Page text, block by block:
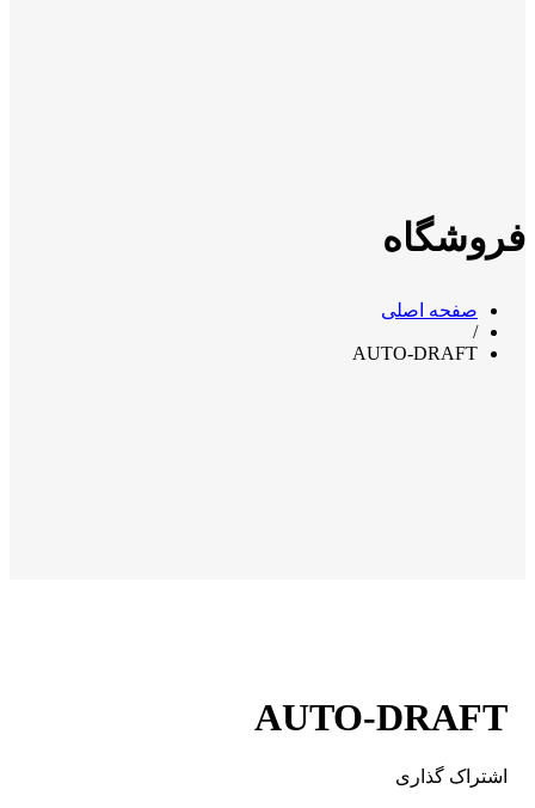
فروشگاه
صفحه اصلی
/
AUTO-DRAFT
AUTO-DRAFT
اشتراک ‌گذاری